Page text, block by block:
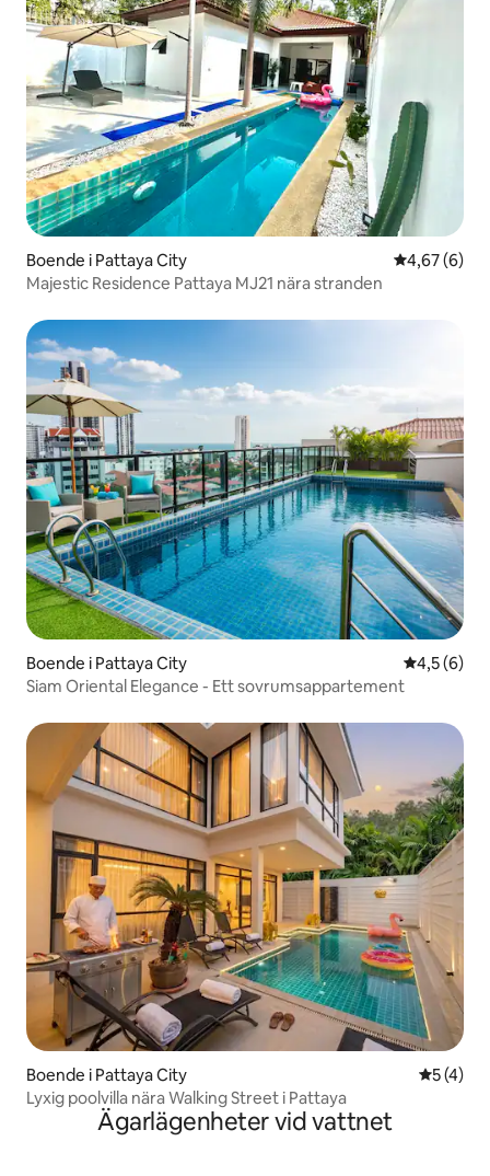
Boende i Pattaya City 4,67 av 5 i
4,67 (6)
Majestic Residence Pattaya MJ21 nära stranden
Boende i Pattaya City 4,5 av 5 i
4,5 (6)
Siam Oriental Elegance - Ett sovrumsappartement
Boende i Pattaya City 5 av 5 i
5 (4)
Lyxig poolvilla nära Walking Street i Pattaya
Ägarlägenheter vid vattnet